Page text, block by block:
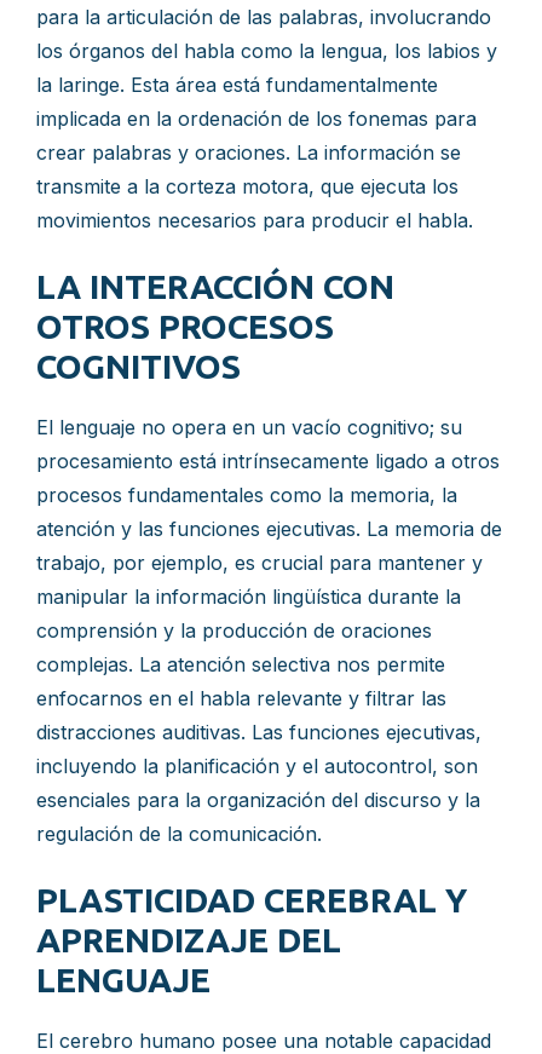
para la articulación de las palabras, involucrando
los órganos del habla como la lengua, los labios y
la laringe. Esta área está fundamentalmente
implicada en la ordenación de los fonemas para
crear palabras y oraciones. La información se
transmite a la corteza motora, que ejecuta los
movimientos necesarios para producir el habla.
LA INTERACCIÓN CON
OTROS PROCESOS
COGNITIVOS
El lenguaje no opera en un vacío cognitivo; su
procesamiento está intrínsecamente ligado a otros
procesos fundamentales como la memoria, la
atención y las funciones ejecutivas. La memoria de
trabajo, por ejemplo, es crucial para mantener y
manipular la información lingüística durante la
comprensión y la producción de oraciones
complejas. La atención selectiva nos permite
enfocarnos en el habla relevante y filtrar las
distracciones auditivas. Las funciones ejecutivas,
incluyendo la planificación y el autocontrol, son
esenciales para la organización del discurso y la
regulación de la comunicación.
PLASTICIDAD CEREBRAL Y
APRENDIZAJE DEL
LENGUAJE
El cerebro humano posee una notable capacidad